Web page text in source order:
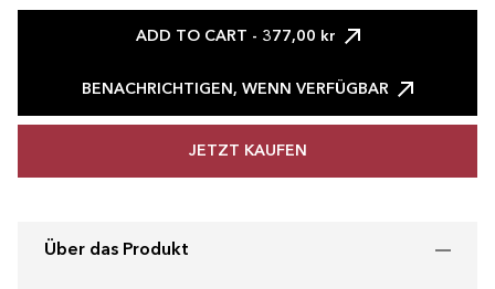
ADD TO CART - 377,00 kr
BENACHRICHTIGEN, WENN VERFÜGBAR
JETZT KAUFEN
Über das Produkt